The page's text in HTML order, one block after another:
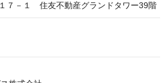
７－１　住友不動産グランドタワー39階